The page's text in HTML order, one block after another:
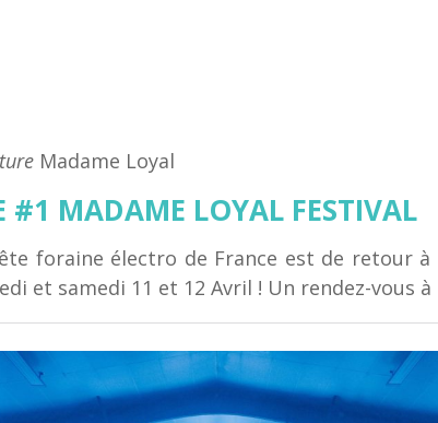
Madame Loyal
#1 MADAME LOYAL FESTIVAL
foraine électro de France est de retour à
et samedi 11 et 12 Avril ! Un rendez-vous